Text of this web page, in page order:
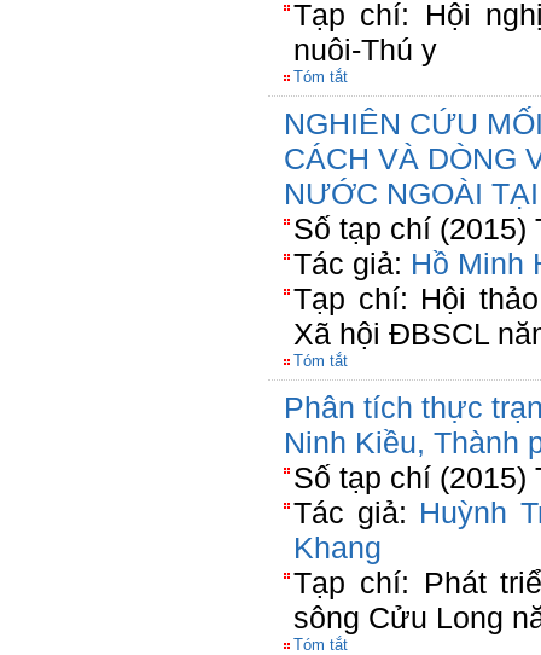
Tạp chí: Hội
nuôi-Thú y
Tóm tắt
NGHIÊN CỨU
CÁCH VÀ DÒNG
NƯỚC NGOÀI
Số tạp chí (2015)
Tác giả: Hồ Minh
Tạp chí: Hội
Xã hội ĐBSCL
Tóm tắt
Phân tích thực
Ninh Kiều, Thành
Số tạp chí (2015)
Tác giả: Huỳnh
Khang
Tạp chí: Phát
sông Cửu Long
Tóm tắt